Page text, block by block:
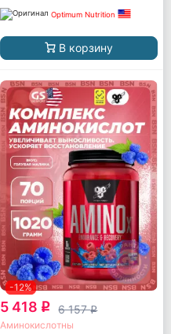
Optimum Nutrition
В корзину
-12%
5 418 q 6 157q
Аминокислотны